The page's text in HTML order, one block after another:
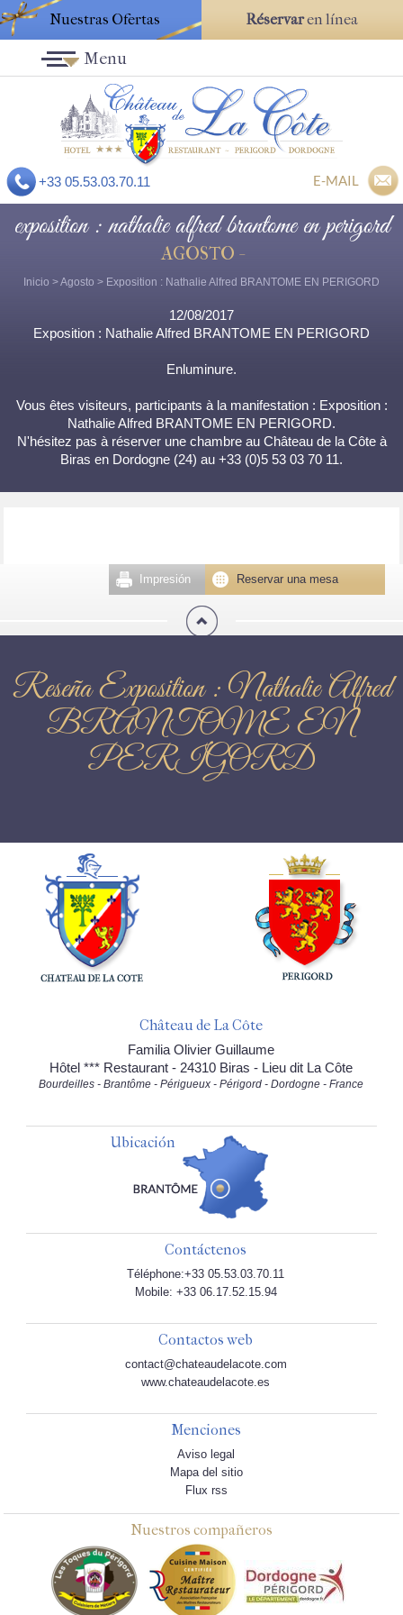
Nuestras Ofertas Réservaren línea
+33 05.53.03.70.11 E-MAIL
Menu
exposition : nathalie alfred brantome en perigord
AGOSTO -
Inicio >Agosto > Exposition : Nathalie Alfred BRANTOME EN PERIGORD
12/08/2017
Exposition : Nathalie Alfred BRANTOME EN PERIGORD
Enluminure.
Vous êtes visiteurs, participants à la manifestation : Exposition :
Nathalie Alfred BRANTOME EN PERIGORD.
N'hésitez pas à réserver une chambre au Château de la Côte à
Biras en Dordogne (24) au +33 (0)5 53 03 70 11.
Reservar una mesa
Impresión
Reseña Exposition : Nathalie Alfred
BRANTOME EN
PERIGORD
Château de La Côte
Familia Olivier Guillaume
Hôtel *** Restaurant - 24310 Biras - Lieu dit La Côte
Bourdeilles - Brantôme - Périgueux - Périgord - Dordogne - France
Ubicación
Contáctenos
Téléphone:+33 05.53.03.70.11
Mobile: +33 06.17.52.15.94
Contactos web
contact@chateaudelacote.com
www.chateaudelacote.es
Menciones
Aviso legal
Mapa del sitio
Flux rss
Nuestros compañeros